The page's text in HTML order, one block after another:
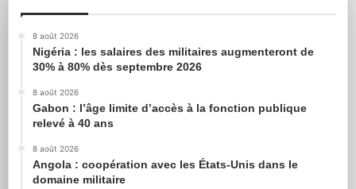
8 août 2026
Nigéria : les salaires des militaires augmenteront de
30% à 80% dès septembre 2026
8 août 2026
Gabon : l’âge limite d’accès à la fonction publique
relevé à 40 ans
8 août 2026
Angola : coopération avec les États-Unis dans le
domaine militaire